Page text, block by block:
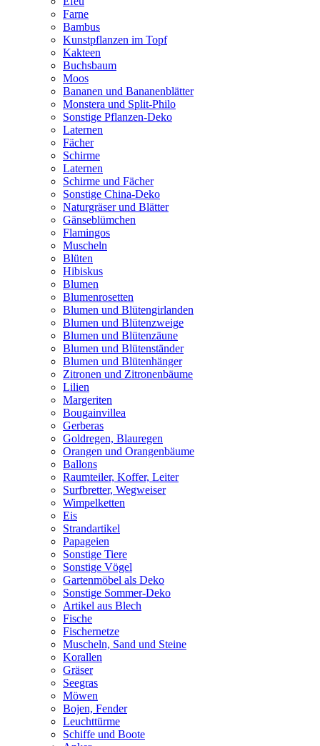
Farne
Bambus
Kunstpflanzen im Topf
Kakteen
Buchsbaum
Moos
Bananen und Bananenblätter
Monstera und Split-Philo
Sonstige Pflanzen-Deko
Laternen
Fächer
Schirme
Laternen
Schirme und Fächer
Sonstige China-Deko
Naturgräser und Blätter
Gänseblümchen
Flamingos
Muscheln
Blüten
Hibiskus
Blumen
Blumenrosetten
Blumen und Blütengirlanden
Blumen und Blütenzweige
Blumen und Blütenzäune
Blumen und Blütenständer
Blumen und Blütenhänger
Zitronen und Zitronenbäume
Lilien
Margeriten
Bougainvillea
Gerberas
Goldregen, Blauregen
Orangen und Orangenbäume
Ballons
Raumteiler, Koffer, Leiter
Surfbretter, Wegweiser
Wimpelketten
Eis
Strandartikel
Papageien
Sonstige Tiere
Sonstige Vögel
Gartenmöbel als Deko
Sonstige Sommer-Deko
Artikel aus Blech
Fische
Fischernetze
Muscheln, Sand und Steine
Korallen
Gräser
Seegras
Möwen
Bojen, Fender
Leuchttürme
Schiffe und Boote